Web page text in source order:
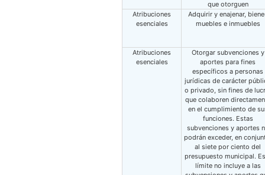
que otorguen
Atribuciones
esenciales
Adquirir y enajenar,
muebles e inmuebles
Atribuciones
esenciales
Otorgar subvenciones y
aportes para fines
específicos a personas
jurídicas de carácter
o privado, sin fines de
que colaboren
en el cumplimiento de
funciones. Estas
subvenciones y aportes
podrán exceder, en
al siete por ciento del
presupuesto municipal.
límite no incluye a las